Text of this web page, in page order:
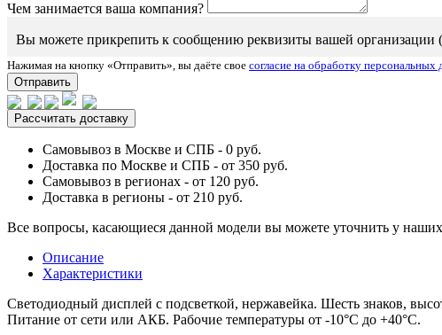
Чем занимается ваша компания?
Вы можете прикрепить к сообщению реквизиты вашей организации
Нажимая на кнопку «Отправить», вы даёте свое согласие на обработку персональных
Отправить
Рассчитать доставку
Самовывоз в Москве и СПБ - 0 руб.
Доставка по Москве и СПБ - от 350 руб.
Самовывоз в регионах - от 120 руб.
Доставка в регионы - от 210 руб.
Все вопросы, касающиеся данной модели вы можете уточнить у
Описание
Характеристики
Светодиодный дисплей с подсветкой, нержавейка. Шесть знаков,
Питание от сети или АКБ. Рабочие температуры от -10°C до +40°C.